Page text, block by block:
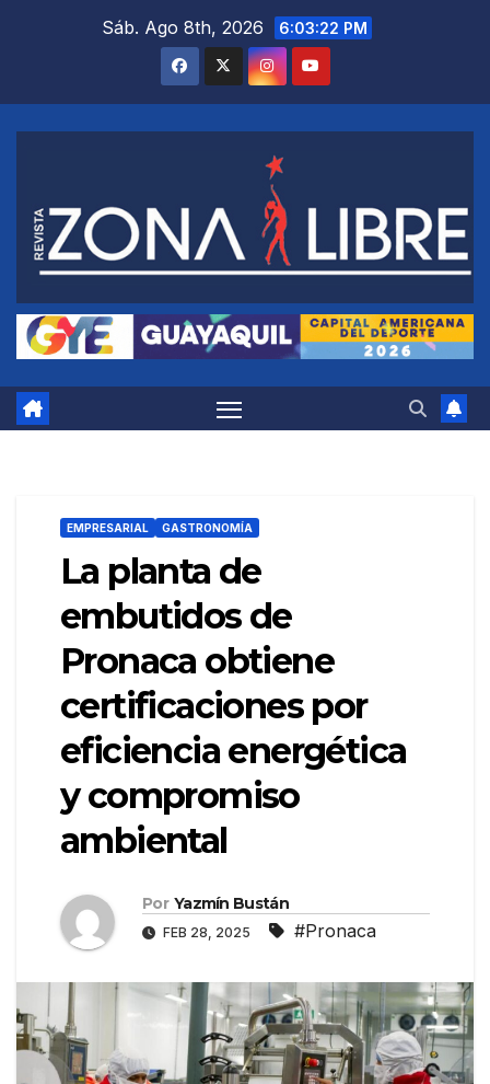
Sáb. Ago 8th, 2026 6:03:23 PM
EMPRESARIAL GASTRONOMÍA
La planta de
embutidos de
Pronaca obtiene
certificaciones por
eficiencia energética
y compromiso
ambiental
Por Yazmín Bustán
FEB 28, 2025 #Pronaca